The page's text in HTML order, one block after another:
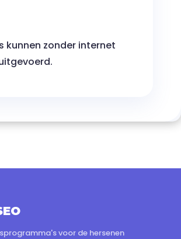
kunnen zonder internet
voor de hersenen